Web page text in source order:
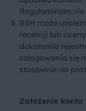
Regulaminem
BSH może
recenzji lub
dokonania
zalogowania się
stosownie do
Założenie